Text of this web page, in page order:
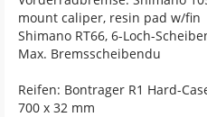
mount caliper, resin pad w/fin
Shimano RT66, 6-Loch-
Max. Bremsscheibendu
Reifen: Bontrager R1 Hard-
700 x 32 mm